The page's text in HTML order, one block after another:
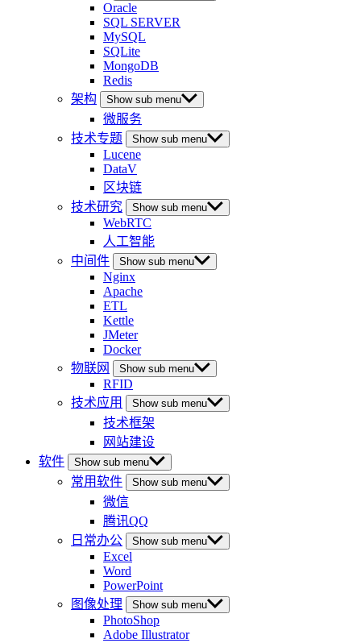
Oracle
SQL SERVER
MySQL
SQLite
MongoDB
Redis
架构
Show sub menu
微服务
技术专题
Show sub menu
Lucene
DataV
区块链
技术研究
Show sub menu
WebRTC
人工智能
中间件
Show sub menu
Nginx
Apache
ETL
Kettle
JMeter
Docker
物联网
Show sub menu
RFID
技术应用
Show sub menu
技术框架
网站建设
软件
Show sub menu
常用软件 Show sub menu
微信
腾讯QQ
日常办公
Show sub menu
Excel
Word
PowerPoint
图像处理
Show sub menu
PhotoShop
Adobe Illustrator